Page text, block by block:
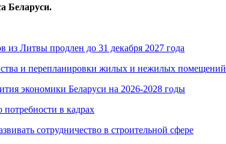
Беларуси.
из Литвы продлен до 31 декабря 2027 года
и перепланировки жилых и нежилых помещений
экономики Беларуси на 2026-2028 годы
потребности в кадрах
сотрудничество в строительной сфере